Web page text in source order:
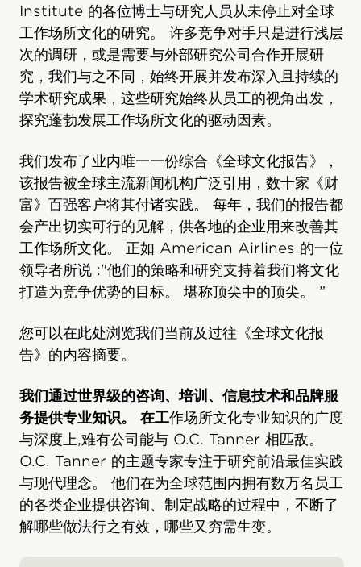
Institute 的各位博士与研究人员从未停止对全球
工作场所文化的研究。 许多竞争对手只是进行浅层
次的调研，或是需要与外部研究公司合作开展研
究，我们与之不同，始终开展并发布深入且持续的
学术研究成果，这些研究始终从员工的视角出发，
探究蓬勃发展工作场所文化的驱动因素。
我们发布了业内唯一一份综合《全球文化报告》，
该报告被全球主流新闻机构广泛引用，数十家《财
富》百强客户将其付诸实践。 每年，我们的报告都
会产出切实可行的见解，供各地的企业用来改善其
工作场所文化。 正如 American Airlines 的一位
领导者所说 :"他们的策略和研究支持着我们将文化
打造为竞争优势的目标。 堪称顶尖中的顶尖。 ”
您可以在此处浏览我们当前及过往《全球文化报
告》的内容摘要。
我们通过世界级的咨询、培训、信息技术和品牌服
务提供专业知识。 在工作场所文化专业知识的广度
与深度上,难有公司能与 O.C. Tanner 相匹敌。
O.C. Tanner 的主题专家专注于研究前沿最佳实践
与现代理念。 他们在为全球范围内拥有数万名员工
的各类企业提供咨询、制定战略的过程中，不断了
解哪些做法行之有效，哪些又穷需生变。